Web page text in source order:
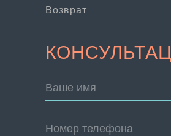
Ваше имя
Номер телефона
Возврат